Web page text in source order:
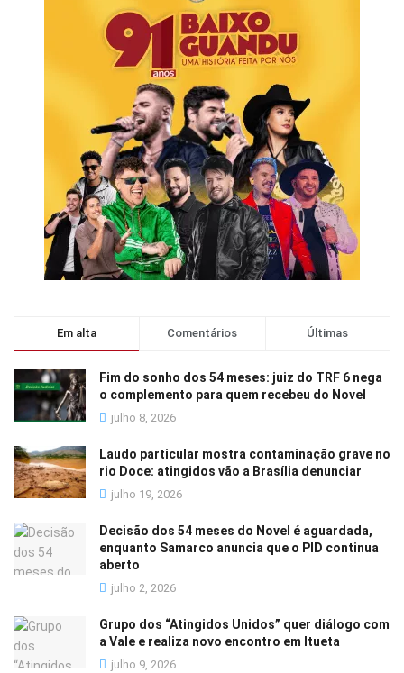
Em alta Comentários Últimas
Fim do sonho dos 54 meses: juiz do TRF 6 nega
o complemento para quem recebeu do Novel
julho 8, 2026
Laudo particular mostra contaminação grave no
rio Doce: atingidos vão a Brasília denunciar
julho 19, 2026
Decisão dos 54 meses do Novel é aguardada,
enquanto Samarco anuncia que o PID continua
aberto
julho 2, 2026
Grupo dos “Atingidos Unidos” quer diálogo com
a Vale e realiza novo encontro em Itueta
julho 9, 2026